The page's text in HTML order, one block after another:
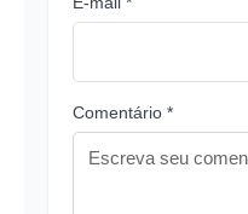
Comentário *